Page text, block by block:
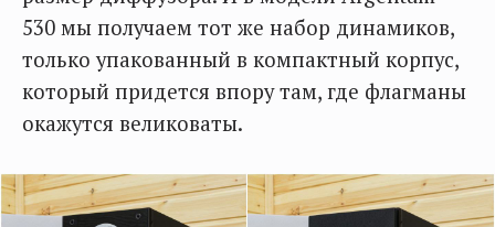
530 мы получаем тот же набор динамиков,
только упакованный в компактный корпус,
который придется впору там, где флагманы
окажутся великоваты.